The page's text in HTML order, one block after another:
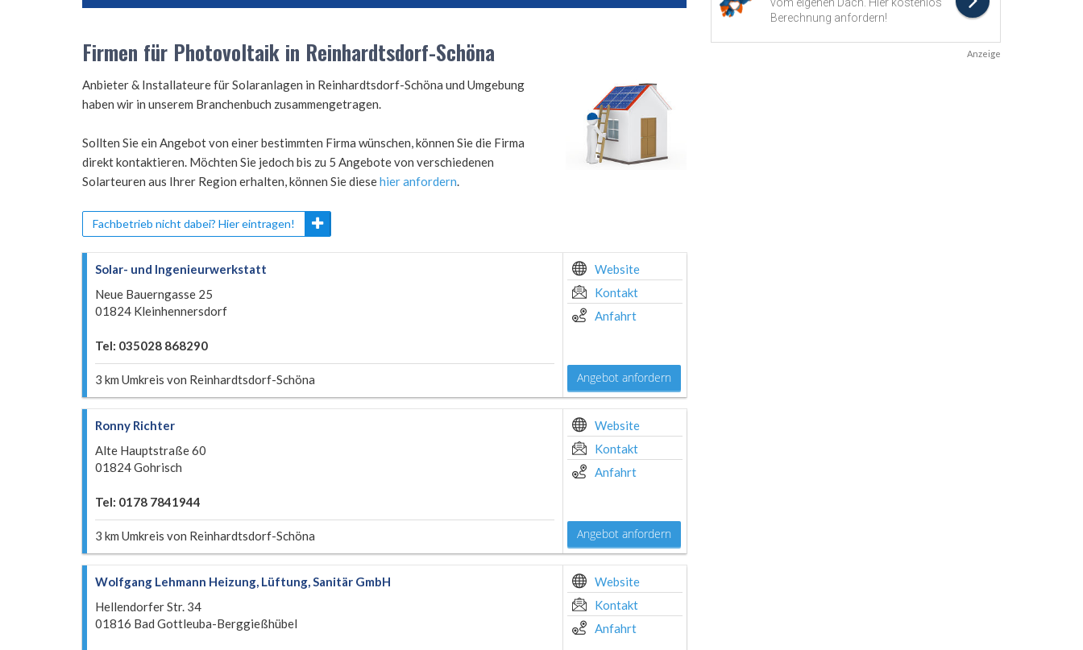
Firmen für Photovoltaik in Reinhardtsdorf-Schöna
Anbieter & Installateure für Solaranlagen in Reinhardtsdorf-Schöna und Umgebung
haben wir in unserem Branchenbuch zusammengetragen.
Sollten Sie ein Angebot von einer bestimmten Firma wünschen, können Sie die Firma
direkt kontaktieren. Möchten Sie jedoch bis zu 5 Angebote von verschiedenen
Solarteuren aus Ihrer Region erhalten, können Sie diesehier anfordern.
Fachbetrieb nicht dabei? Hier eintragen!
Solar- und Ingenieurwerkstatt
Neue Bauerngasse 25
01824 Kleinhennersdorf
Tel: 035028 868290
3 km Umkreis von Reinhardtsdorf-Schöna
Website
Kontakt
Anfahrt
Angebot anfordern
Ronny Richter
Alte Hauptstraße 60
01824 Gohrisch
Tel: 0178 7841944
3 km Umkreis von Reinhardtsdorf-Schöna
Website
Kontakt
Anfahrt
Angebot anfordern
Wolfgang Lehmann Heizung, Lüftung, Sanitär GmbH
Hellendorfer Str. 34
01816 Bad Gottleuba-Berggießhübel
Website
Kontakt
Anfahrt
Anzeige